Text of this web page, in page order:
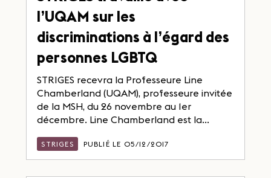
l’UQAM sur les
discriminations à l’égard des
personnes LGBTQ
STRIGES recevra la Professeure Line
Chamberland (UQAM), professeure invitée
de la MSH, du 26 novembre au 1er
décembre. Line Chamberland est la...
STRIGES PUBLIÉ LE 05/12/2017